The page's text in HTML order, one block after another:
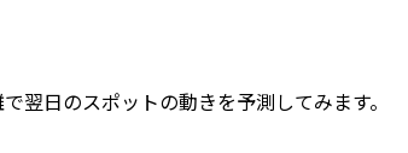
翌日のスポットの動きを予測してみます。